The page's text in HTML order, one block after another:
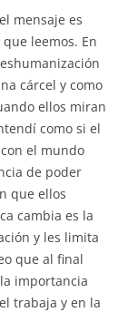
mensaje es
leemos. En
cárcel y como
ellos miran
como si el
el mundo
de poder
que ellos
cambia es la
y les limita
que al final
importancia
trabaja y en la